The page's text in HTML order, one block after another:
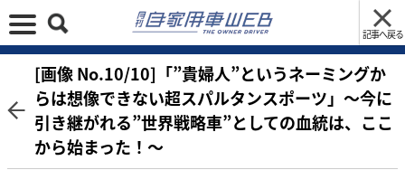
記事へ戻る
[画像 No.10/10]「”貴婦人”というネーミングか
らは想像できない超スパルタンスポーツ」～今に
引き継がれる”世界戦略車”としての血統は、ここ
から始まった！～